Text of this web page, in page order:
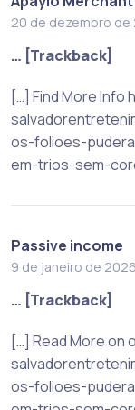
20 de dezembro de
… [Trackback]
[…] Find More Info
os-folioes-
em-trios-sem-
Passive income
9 de janeiro de 2026
… [Trackback]
[…] Read More on
os-folioes-